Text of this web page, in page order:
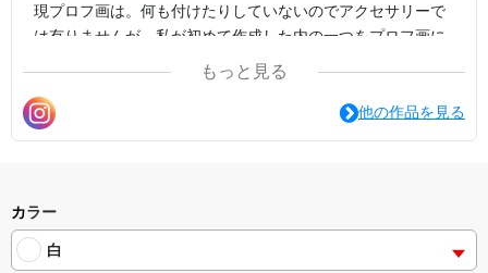
現プロフ画は。何も付けたりしていないのでアクセサリーで
は有りませんが。私が初めて作成した内の一つをプロフ画に
「（一個・一枚・ずつからのご購入もお気軽に宜しくお願い
致します。<(_ _)> ）」
私なりの（）根底を元に都度思考感コンセプトデザインクリ
エイト（創造）しています。
「（）」
もっと見る
他の作品を見る
カラー
白